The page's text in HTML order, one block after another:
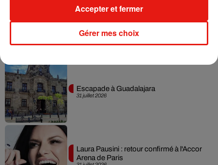
5 août 2026
Becky G sur son nouveau single
31 juillet 2026
Escapade à Guadalajara
Laura Pausini : retour confirmé à l'Accor
Arena de Paris
Gérer mes choix
Accepter et fermer